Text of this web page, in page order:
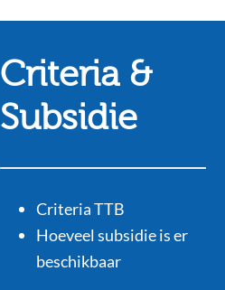
Criteria &
Subsidie
Criteria TTB
Hoeveel subsidie is er
beschikbaar